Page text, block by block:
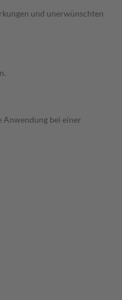
und unerwünschten
Anwendung bei einer